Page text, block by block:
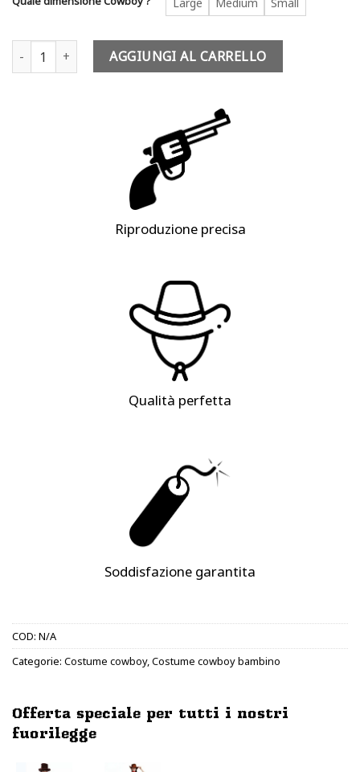
Large Medium Small
Costume cowboy bambino - Javiera Escuella quantità
AGGIUNGI AL CARRELLO
Riproduzione precisa
Qualità perfetta
Soddisfazione garantita
COD: N/A
Categorie: Costume cowboy,Costume cowboy bambino
Offerta speciale per tutti i nostri
fuorilegge